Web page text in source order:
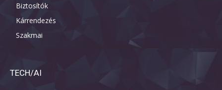
Biztosítók
Kárrendezés
Szakmai
TECH/AI